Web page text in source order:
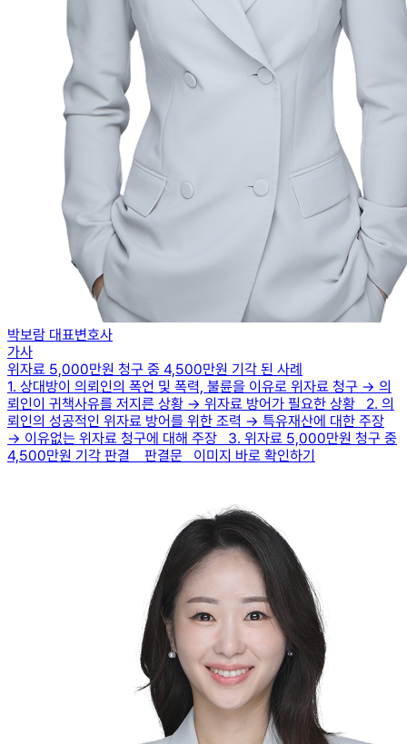
박보람 대표변호사
가사
위자료 5,000만원 청구 중 4,500만원 기각 된 사례
1. 상대방이 의뢰인의 폭언 및 폭력, 불륜을 이유로 위자료 청구 → 의
뢰인이 귀책사유를 저지른 상황 → 위자료 방어가 필요한 상황 2. 의
뢰인의 성공적인 위자료 방어를 위한 조력 → 특유재산에 대한 주장
→ 이유없는 위자료 청구에 대해 주장 3. 위자료 5,000만원 청구 중
4,500만원 기각 판결 판결문 이미지 바로 확인하기